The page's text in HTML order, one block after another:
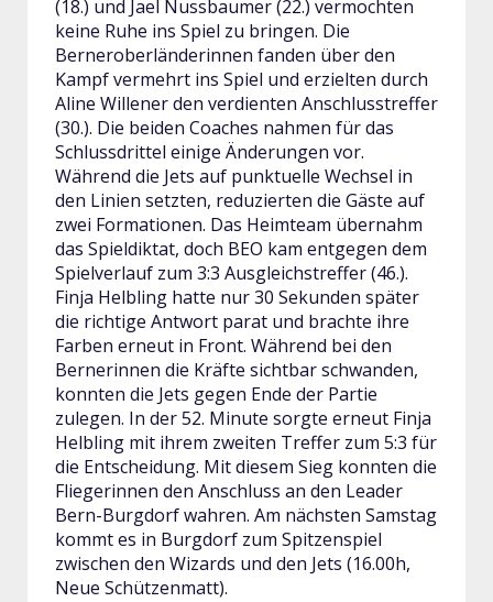
(18.) und Jael Nussbaumer (22.) vermochten
keine Ruhe ins Spiel zu bringen. Die
Berneroberländerinnen fanden über den
Kampf vermehrt ins Spiel und erzielten durch
Aline Willener den verdienten Anschlusstreffer
(30.). Die beiden Coaches nahmen für das
Schlussdrittel einige Änderungen vor.
Während die Jets auf punktuelle Wechsel in
den Linien setzten, reduzierten die Gäste auf
zwei Formationen. Das Heimteam übernahm
das Spieldiktat, doch BEO kam entgegen dem
Spielverlauf zum 3:3 Ausgleichstreffer (46.).
Finja Helbling hatte nur 30 Sekunden später
die richtige Antwort parat und brachte ihre
Farben erneut in Front. Während bei den
Bernerinnen die Kräfte sichtbar schwanden,
konnten die Jets gegen Ende der Partie
zulegen. In der 52. Minute sorgte erneut Finja
Helbling mit ihrem zweiten Treffer zum 5:3 für
die Entscheidung. Mit diesem Sieg konnten die
Fliegerinnen den Anschluss an den Leader
Bern-Burgdorf wahren. Am nächsten Samstag
kommt es in Burgdorf zum Spitzenspiel
zwischen den Wizards und den Jets (16.00h,
Neue Schützenmatt).